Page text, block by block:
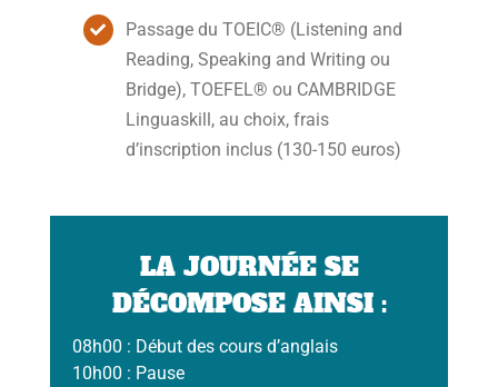
Passage du TOEIC® (Listening and
Reading, Speaking and Writing ou
Bridge), TOEFEL® ou CAMBRIDGE
Linguaskill, au choix, frais
d’inscription inclus (130-150 euros)
LA JOURNÉE SE
DÉCOMPOSE AINSI :
08h00 : Début des cours d’anglais
10h00 : Pause